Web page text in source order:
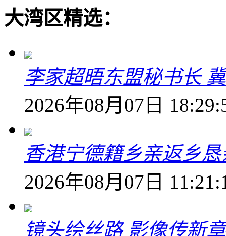
大湾区精选：
李家超晤东盟秘书长
2026年08月07日
香港宁德籍乡亲返乡
2026年08月07日
镜头绘丝路 影像传新